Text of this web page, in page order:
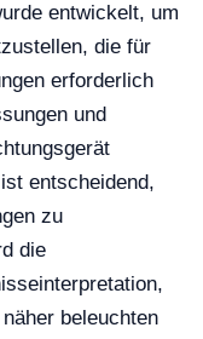
entwickelt, um
die für
erforderlich
und
entscheidend,
zu
die
beleuchten